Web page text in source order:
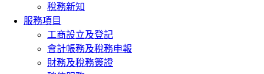
稅務新知
服務項目
工商設立及登記
會計帳務及稅務申報
財務及稅務簽證